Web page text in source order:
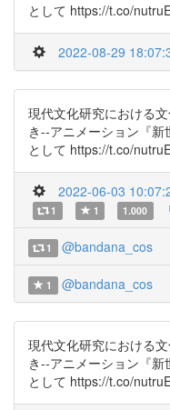
として https://t.co/
2022-08-29
現代文化研究における
き--アニメーション『
として https://t.co/
2022-06-03
1 1 1.000
1 @bandana_cos
1 @bandana_cos
現代文化研究における
き--アニメーション『
として https://t.co/